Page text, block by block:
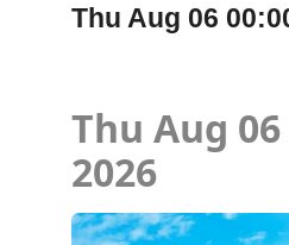
Thu Aug 06
Thu Aug 06
2026